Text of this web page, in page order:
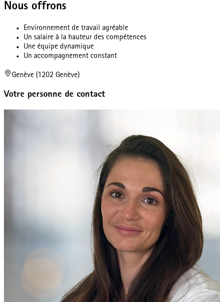
Nous offrons
Environnement de travail agréable
Un salaire à la hauteur des compétences
Une équipe dynamique
Un accompagnement constant
Genève (1202 Genève)
Votre personne de contact